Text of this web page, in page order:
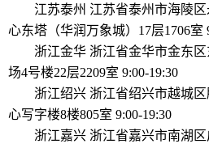
江苏泰州 江苏省泰州市海陵
心东塔（华润万象城）17层1706室
浙江金华 浙江省金华市金东
场4号楼22层2209室 9:00-19:30
浙江绍兴 浙江省绍兴市越城
心写字楼8楼805室 9:00-19:30
浙江嘉兴 浙江省嘉兴市南湖